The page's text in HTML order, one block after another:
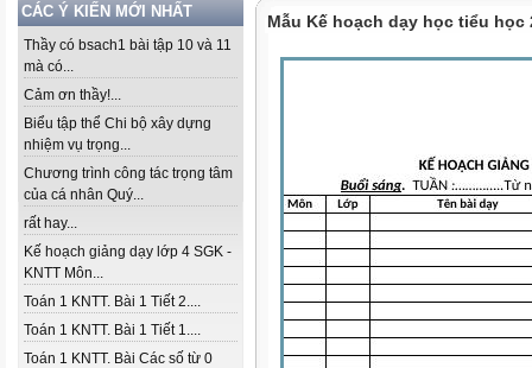
CÁC Ý KIẾN MỚI NHẤT
Thầy có bsach1 bài tập 10 và 11
mà có...
Cảm ơn thầy!...
Biểu tập thể Chi bộ xây dựng
nhiệm vụ trọng...
Chương trình công tác trọng tâm
của cá nhân Quý...
rất hay...
Kế hoạch giảng dạy lớp 4 SGK -
KNTT Môn...
Toán 1 KNTT. Bài 1 Tiết 2....
Toán 1 KNTT. Bài 1 Tiết 1....
Toán 1 KNTT. Bài Các số từ 0
Mẫu Kế hoạch dạy học tiểu học